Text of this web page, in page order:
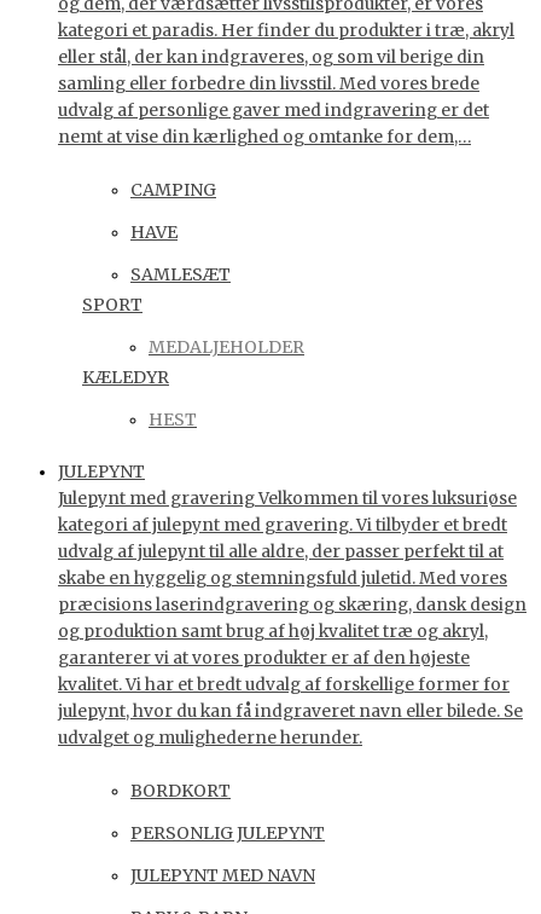
kategori et paradis. Her finder du produkter i træ, akryl
eller stål, der kan indgraveres, og som vil berige din
samling eller forbedre din livsstil. Med vores brede
udvalg af personlige gaver med indgravering er det
nemt at vise din kærlighed og omtanke for dem,…
CAMPING
HAVE
SAMLESÆT
SPORT
MEDALJEHOLDER
KÆLEDYR
HEST
JULEPYNT
Julepynt med gravering Velkommen til vores luksuriøse
kategori af julepynt med gravering. Vi tilbyder et bredt
udvalg af julepynt til alle aldre, der passer perfekt til at
skabe en hyggelig og stemningsfuld juletid. Med vores
præcisions laserindgravering og skæring, dansk design
og produktion samt brug af høj kvalitet træ og akryl,
garanterer vi at vores produkter er af den højeste
kvalitet. Vi har et bredt udvalg af forskellige former for
julepynt, hvor du kan få indgraveret navn eller bilede. Se
udvalget og mulighederne herunder.
BORDKORT
PERSONLIG JULEPYNT
JULEPYNT MED NAVN